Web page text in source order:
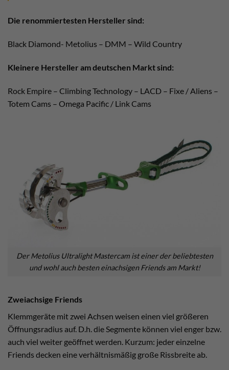
Die renommiertesten Hersteller sind:
Black Diamond- Metolius – DMM – Wild Country
Kleinere Hersteller am deutschen Markt sind:
Rock Empire – Climbing Technology – LACD – Fixe / Aliens –
Totem Cams – Omega Pacific / Link Cams
Der Metolius Ultralight Mastercam ist einer der beliebtesten
und wohl auch besten einachsigen Friends am Markt!
Zweiachsige Friends
Klemmgeräte mit zwei Achsen weisen einen viel größeren
Öffnungsradius auf. D.h. die Segmente können viel enger bzw.
auch viel weiter geöffnet werden. Kurzum: jeder einzelne
Friends decken eine verhältnismäßig große Rissbreite ab.